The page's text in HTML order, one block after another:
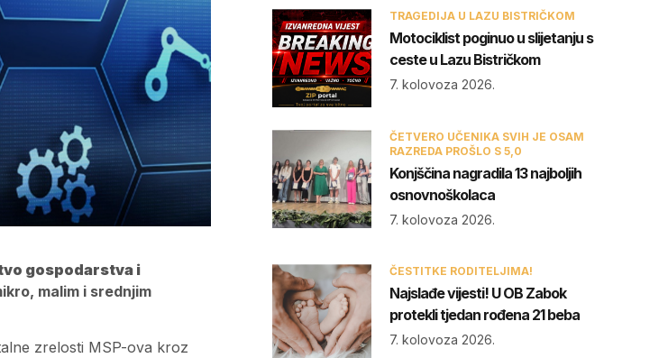
gospodarstva i
malim i srednjim
zrelosti MSP-ova kroz
TRAGEDIJA U LAZU BISTRIČKOM
Motociklist poginuo u slijetanju s
ceste u Lazu Bistričkom
7. kolovoza 2026.
ČETVERO UČENIKA SVIH JE OSAM
RAZREDA PROŠLO S 5,0
Konjščina nagradila 13 najboljih
osnovnoškolaca
7. kolovoza 2026.
ČESTITKE RODITELJIMA!
Najslađe vijesti! U OB Zabok
protekli tjedan rođena 21 beba
7. kolovoza 2026.